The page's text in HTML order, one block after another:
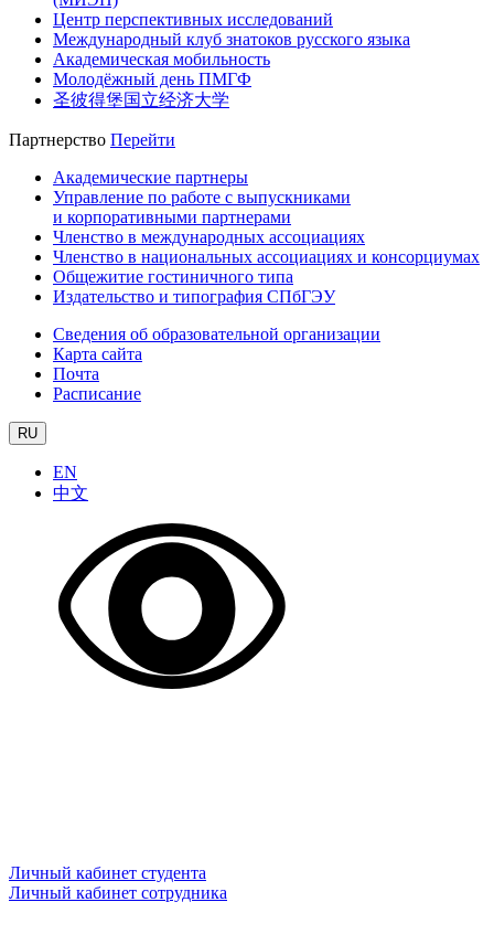
Центр перспективных исследований
Международный клуб знатоков русского языка
Академическая мобильность
Молодёжный день ПМГФ
圣彼得堡国立经济大学
Партнерство Перейти
Академические партнеры
Управление по работе с выпускниками
и корпоративными партнерами
Членство в международных ассоциациях
Членство в национальных ассоциациях и консорциумах
Общежитие гостиничного типа
Издательство и типография СПбГЭУ
Сведения об образовательной организации
Карта сайта
Почта
Расписание
RU
EN
中文
Личный кабинет студента
Личный кабинет сотрудника